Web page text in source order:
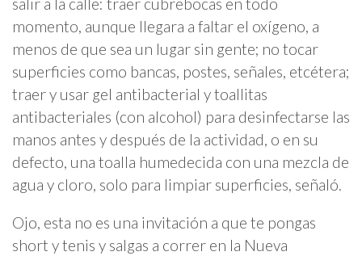
salir a la calle: traer cubrebocas en todo
momento, aunque llegara a faltar el oxígeno, a
menos de que sea un lugar sin gente; no tocar
superficies como bancas, postes, señales, etcétera;
traer y usar gel antibacterial y toallitas
antibacteriales (con alcohol) para desinfectarse las
manos antes y después de la actividad, o en su
defecto, una toalla humedecida con una mezcla de
agua y cloro, solo para limpiar superficies, señaló.
Ojo, esta no es una invitación a que te pongas
short y tenis y salgas a correr en la Nueva